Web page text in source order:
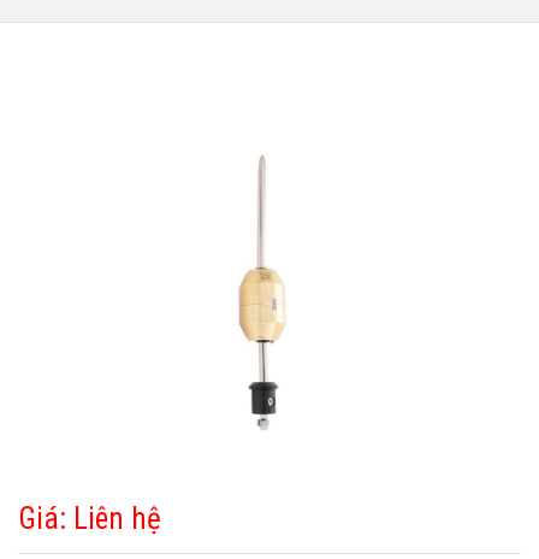
Giá: Liên hệ